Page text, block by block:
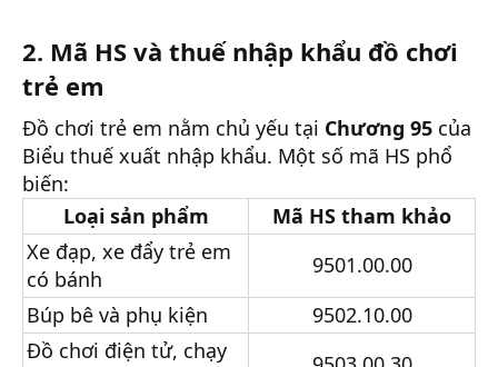
2. Mã HS và thuế nhập khẩu đồ chơi
trẻ em
Đồ chơi trẻ em nằm chủ yếu tại Chương 95 của
Biểu thuế xuất nhập khẩu. Một số mã HS phổ
biến:
Loại sản phẩm
Mã HS tham khảo
Xe đạp, xe đẩy trẻ em
có bánh
9501.00.00
Búp bê và phụ kiện
9502.10.00
Đồ chơi điện tử, chạy